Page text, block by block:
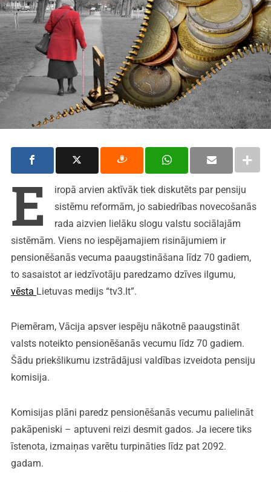
E
iropā arvien aktīvāk tiek diskutēts par pensiju
sistēmu reformām, jo sabiedrības novecošanās
rada aizvien lielāku slogu valstu sociālajām
sistēmām. Viens no iespējamajiem risinājumiem ir
pensionēšanās vecuma paaugstināšana līdz 70 gadiem,
to sasaistot ar iedzīvotāju paredzamo dzīves ilgumu,
vēsta Lietuvas medijs “tv3.lt”.
Piemēram, Vācija apsver iespēju nākotnē paaugstināt
valsts noteikto pensionēšanās vecumu līdz 70 gadiem.
Šādu priekšlikumu izstrādājusi valdības izveidota pensiju
komisija.
Komisijas plāni paredz pensionēšanās vecumu palielināt
pakāpeniski – aptuveni reizi desmit gados. Ja iecere tiks
īstenota, izmaiņas varētu turpināties līdz pat 2092.
gadam.